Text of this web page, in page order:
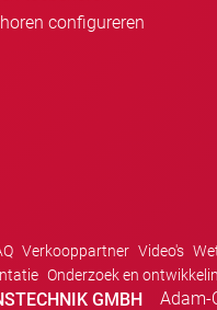
configureren
Verkooppartner Video's
Onderzoek en
GMBH Adam-